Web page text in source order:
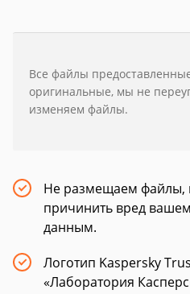
Все файлы
оригинальные, мы не
изменяем файлы.
Не размещаем файлы,
причинить вред
данным.
Логотип Kaspersky
«Лаборатория